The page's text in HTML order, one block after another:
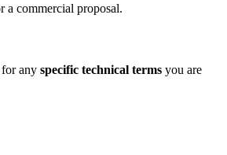
a commercial proposal.
any specific technical terms you are